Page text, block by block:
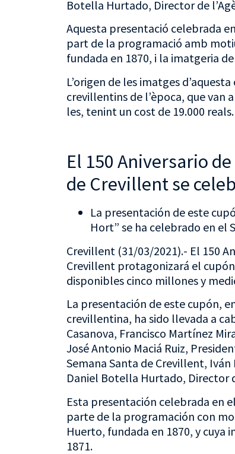
Botella Hurtado, Director de
Aquesta presentació celebrada
part de la programació amb
fundada en 1870, i la imatgeria
L’origen de les imatges
crevillentins de l’època, que van
les, tenint un cost de 19.000 reals.
El 150 Aniversario
de Crevillent se
La presentación de este
Hort” se ha celebrado en el
Crevillent (31/03/2021).- El 150
Crevillent protagonizará el
disponibles cinco millones y
La presentación de este cupón,
crevillentina, ha sido llevada a
Casanova, Francisco Martínez
José Antonio Maciá Ruiz,
Semana Santa de Crevillent,
Daniel Botella Hurtado, Director
Esta presentación celebrada en
parte de la programación con
Huerto, fundada en 1870, y cuya
1871.